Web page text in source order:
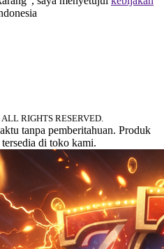
RIGHTS RESERVED.
tanpa pemberitahuan. Produk
di toko kami.